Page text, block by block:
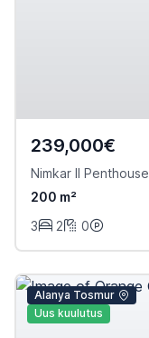
239,000€
Nimkar II Penthouse
200 m²
3
2 0
Alanya Tosmur
Uus kuulutus